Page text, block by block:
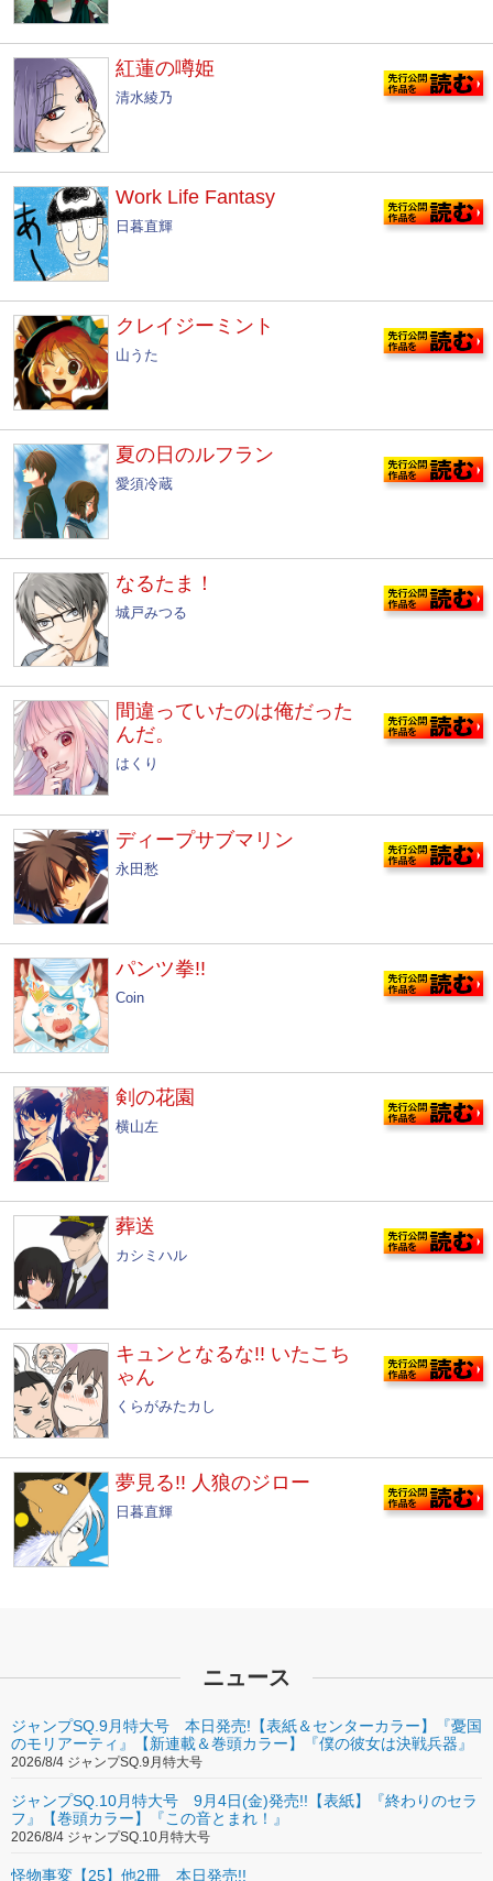
紅蓮の噂姫
清水綾乃
Work Life Fantasy
日暮直輝
クレイジーミント
山うた
夏の日のルフラン
愛須冷蔵
なるたま！
城戸みつる
間違っていたのは俺だった
んだ。
はくり
ディープサブマリン
永田愁
パンツ拳!!
Coin
剣の花園
横山左
葬送
カシミハル
キュンとなるな!! いたこち
ゃん
くらがみたカし
夢見る!! 人狼のジロー
日暮直輝
ニュース
ジャンプSQ.9月特大号 本日発売!【表紙＆センターカラー】『憂国
のモリアーティ』【新連載＆巻頭カラー】『僕の彼女は決戦兵器』
2026/8/4 ジャンプSQ.9月特大号
ジャンプSQ.10月特大号 9月4日(金)発売!!【表紙】『終わりのセラ
フ』【巻頭カラー】『この音とまれ！』
2026/8/4 ジャンプSQ.10月特大号
怪物事変【25】他2冊 本日発売!!